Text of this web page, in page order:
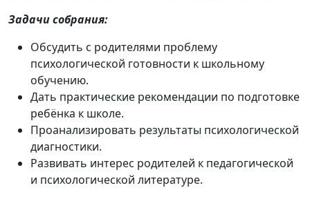
Задачи собрания:
Обсудить с родителями проблему
психологической готовности к школьному
обучению.
Дать практические рекомендации по подготовке
ребёнка к школе.
Проанализировать результаты психологической
диагностики.
Развивать интерес родителей к педагогической
и психологической литературе.